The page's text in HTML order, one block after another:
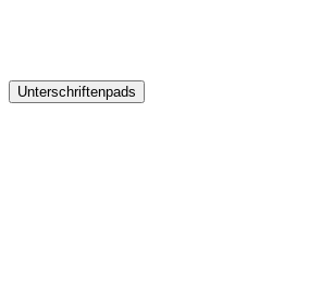
Entdecken Sie kompatible Produkte
Unterschriftenpads